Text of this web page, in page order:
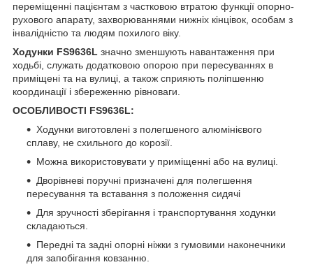
переміщенні пацієнтам з частковою втратою функції опорно-
рухового апарату, захворюваннями нижніх кінцівок, особам з
інвалідністю та людям похилого віку.
Ходунки FS9636L значно зменшують навантаження при
ходьбі, служать додатковою опорою при пересуваннях в
приміщені та на вулиці, а також сприяють поліпшенню
координації і збереженню рівноваги.
ОСОБЛИВОСТІ FS9636L:
Ходунки виготовлені з полегшеного алюмінієвого
сплаву, не схильного до корозії.
Можна використовувати у приміщенні або на вулиці.
Дворівневі поручні призначені для полегшення
пересування та вставання з положення сидячі
Для зручності зберігання і транспортування ходунки
складаються.
Передні та задні опорні ніжки з гумовими наконечники
для запобігання ковзанню.